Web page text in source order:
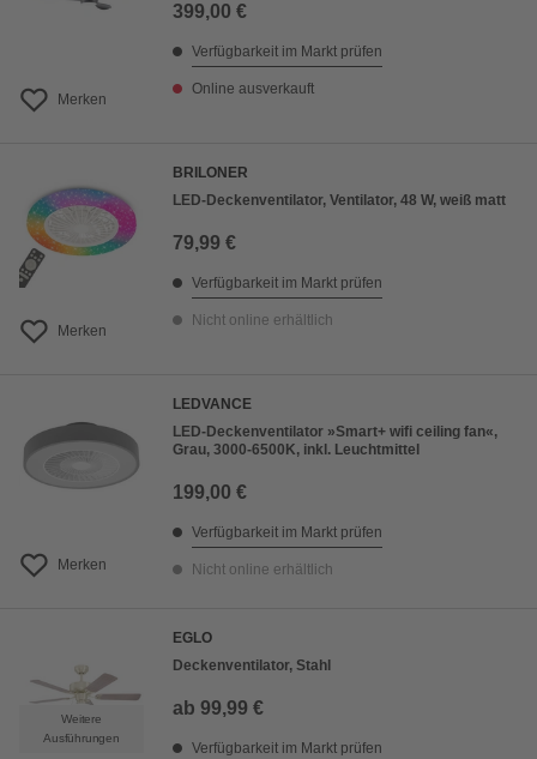
Merken
399,00 €
Verfügbarkeit im Markt prüfen
Online ausverkauft
Merken
BRILONER
LED-Deckenventilator, Ventilator, 48 W, weiß matt
79,99 €
Verfügbarkeit im Markt prüfen
Nicht online erhältlich
Merken
LEDVANCE
LED-Deckenventilator »Smart+ wifi ceiling fan«,
Grau, 3000-6500K, inkl. Leuchtmittel
199,00 €
Verfügbarkeit im Markt prüfen
Nicht online erhältlich
Weitere
Ausführungen
EGLO
Deckenventilator, Stahl
ab 99,99 €
Verfügbarkeit im Markt prüfen